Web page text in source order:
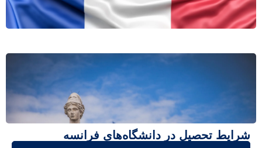
شرایط تحصیل در دانشگاه‌های فرانسه